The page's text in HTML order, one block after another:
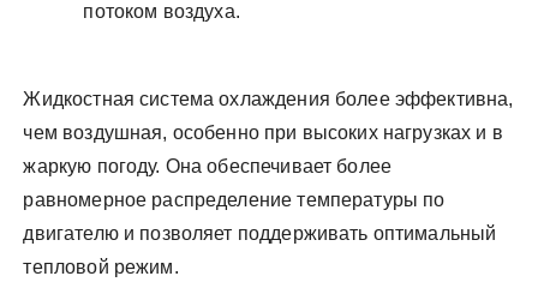
потоком воздуха.
Жидкостная система охлаждения более эффективна,
чем воздушная, особенно при высоких нагрузках и в
жаркую погоду. Она обеспечивает более
равномерное распределение температуры по
двигателю и позволяет поддерживать оптимальный
тепловой режим.